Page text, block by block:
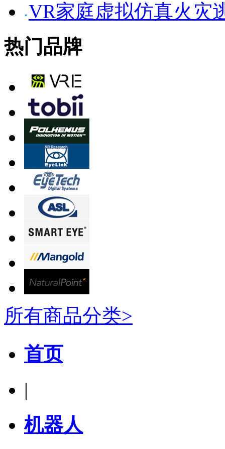
VR家庭虚拟仿真火灾
热门品牌
所有商品分类>
首页
|
机器人